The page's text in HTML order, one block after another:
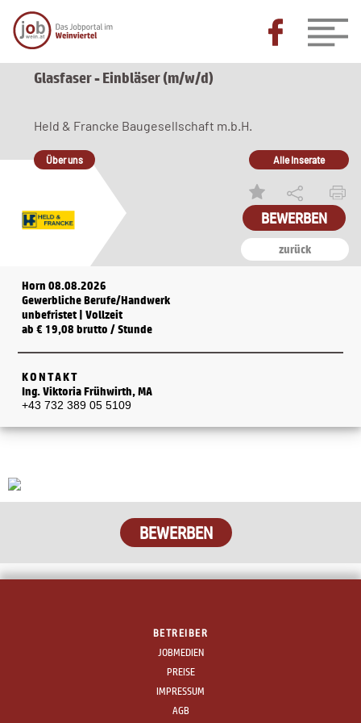
Glasfaser - Einbläser (m/w/d)
zurück
Held & Francke Baugesellschaft m.b.H.
Über uns Alle Inserate
Horn 08.08.2026
Gewerbliche Berufe/Handwerk
unbefristet | Vollzeit
ab € 19,08 brutto / Stunde
KONTAKT
Ing. Viktoria Frühwirth, MA
+43 732 389 05 5109
BETREIBER
JOBMEDIEN
PREISE
IMPRESSUM
AGB